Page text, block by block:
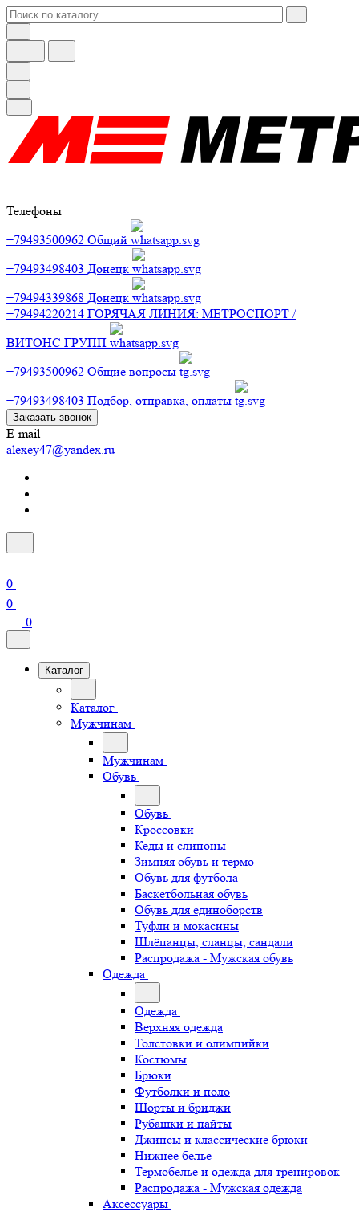
Телефоны
+79493500962 Общий
+79493498403 Донецк
+79494339868 Донецк
+79494220214 ГОРЯЧАЯ ЛИНИЯ: МЕТРОСПОРТ /
ВИТОНС ГРУПП
+79493500962 Общие вопросы
+79493498403 Подбор, отправка, оплаты
Заказать звонок
E-mail
alexey47@yandex.ru
0
0
0
Каталог
Каталог
Мужчинам
Мужчинам
Обувь
Обувь
Кроссовки
Кеды и слипоны
Зимняя обувь и термо
Обувь для футбола
Баскетбольная обувь
Обувь для единоборств
Туфли и мокасины
Шлёпанцы, сланцы, сандали
Распродажа - Мужская обувь
Одежда
Одежда
Верхняя одежда
Толстовки и олимпийки
Костюмы
Брюки
Футболки и поло
Шорты и бриджи
Рубашки и пайты
Джинсы и классические брюки
Нижнее белье
Термобельё и одежда для тренировок
Распродажа - Мужская одежда
Аксессуары